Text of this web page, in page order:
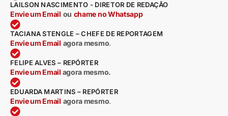
LAILSON NASCIMENTO - DIRETOR DE REDAÇÃO
Envie um Email ou chame no Whatsapp
TACIANA STENGLE – CHEFE DE REPORTAGEM
Envie um Email agora mesmo.
FELIPE ALVES – REPÓRTER
Envie um Email agora mesmo.
EDUARDA MARTINS – REPÓRTER
Envie um Email agora mesmo.